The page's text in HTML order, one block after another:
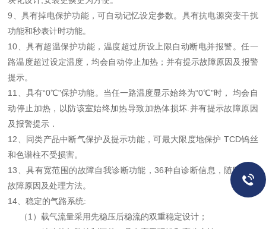
9、具有掉电保护功能，可自动记忆设定参数。具有抗电源突变干扰
功能和秒表计时功能。
10、具有超温保护功能，温度超过所设上限自动断电并报警。任一
路温度超过设定温度，均会自动停止加热；并有提示故障原因及报警
提示。
11、具有“0℃"保护功能。当任一路温度显示始终为“0℃"时， 均会自
动停止加热，以防该室始终加热导致加热体损坏.并有提示故障原因
及报警提示．
12、同类产品中断气保护及提示功能，可最大限度地保护 TCD钨丝
和色谱柱不受损害。
13、具有宽范围的故障自我诊断功能，36种自诊断信息，随时显示
故障原因及处理方法。
14、稳定的气路系统:
（1）载气流量采用先稳压后稳流的双重稳定设计；